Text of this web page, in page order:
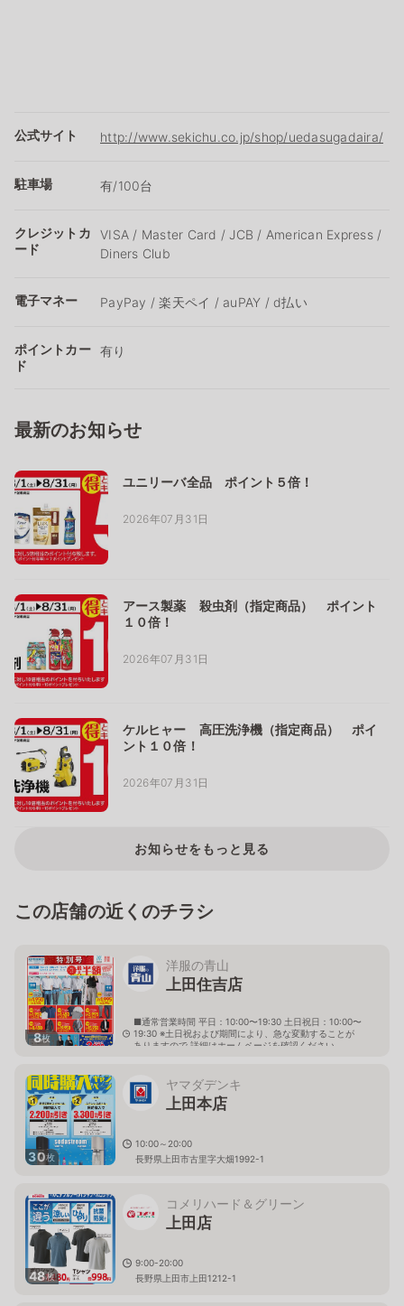
公式サイト http://www.sekichu.co.jp/shop/uedasugadaira/
駐車場 有/100台
クレジットカ
ード
VISA / Master Card / JCB / American Express /
Diners Club
電子マネー PayPay / 楽天ペイ / auPAY / d払い
ポイントカー
ド
有り
最新のお知らせ
ユニリーバ全品 ポイント５倍！
2026年07月31日
アース製薬 殺虫剤（指定商品） ポイント
１０倍！
2026年07月31日
ケルヒャー 高圧洗浄機（指定商品） ポイ
ント１０倍！
2026年07月31日
お知らせをもっと見る
この店舗の近くのチラシ
8枚
洋服の青山
上田住吉店
■通常営業時間 平日：10:00〜19:30 土日祝日：10:00〜
19:30 ※土日祝および期間により、急な変動することが
ありますので 詳細はホームページを確認ください
30枚
ヤマダデンキ
上田本店
10:00～20:00
長野県上田市古里字大畑1992-1
48枚
コメリハード＆グリーン
上田店
9:00-20:00
長野県上田市上田1212-1